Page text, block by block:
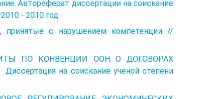
Автореферат диссертации на соискание
- 2010 год
принятые с нарушением компетенции //
ПО КОНВЕНЦИИ ООН О ДОГОВОРАХ
на соискание ученой степени